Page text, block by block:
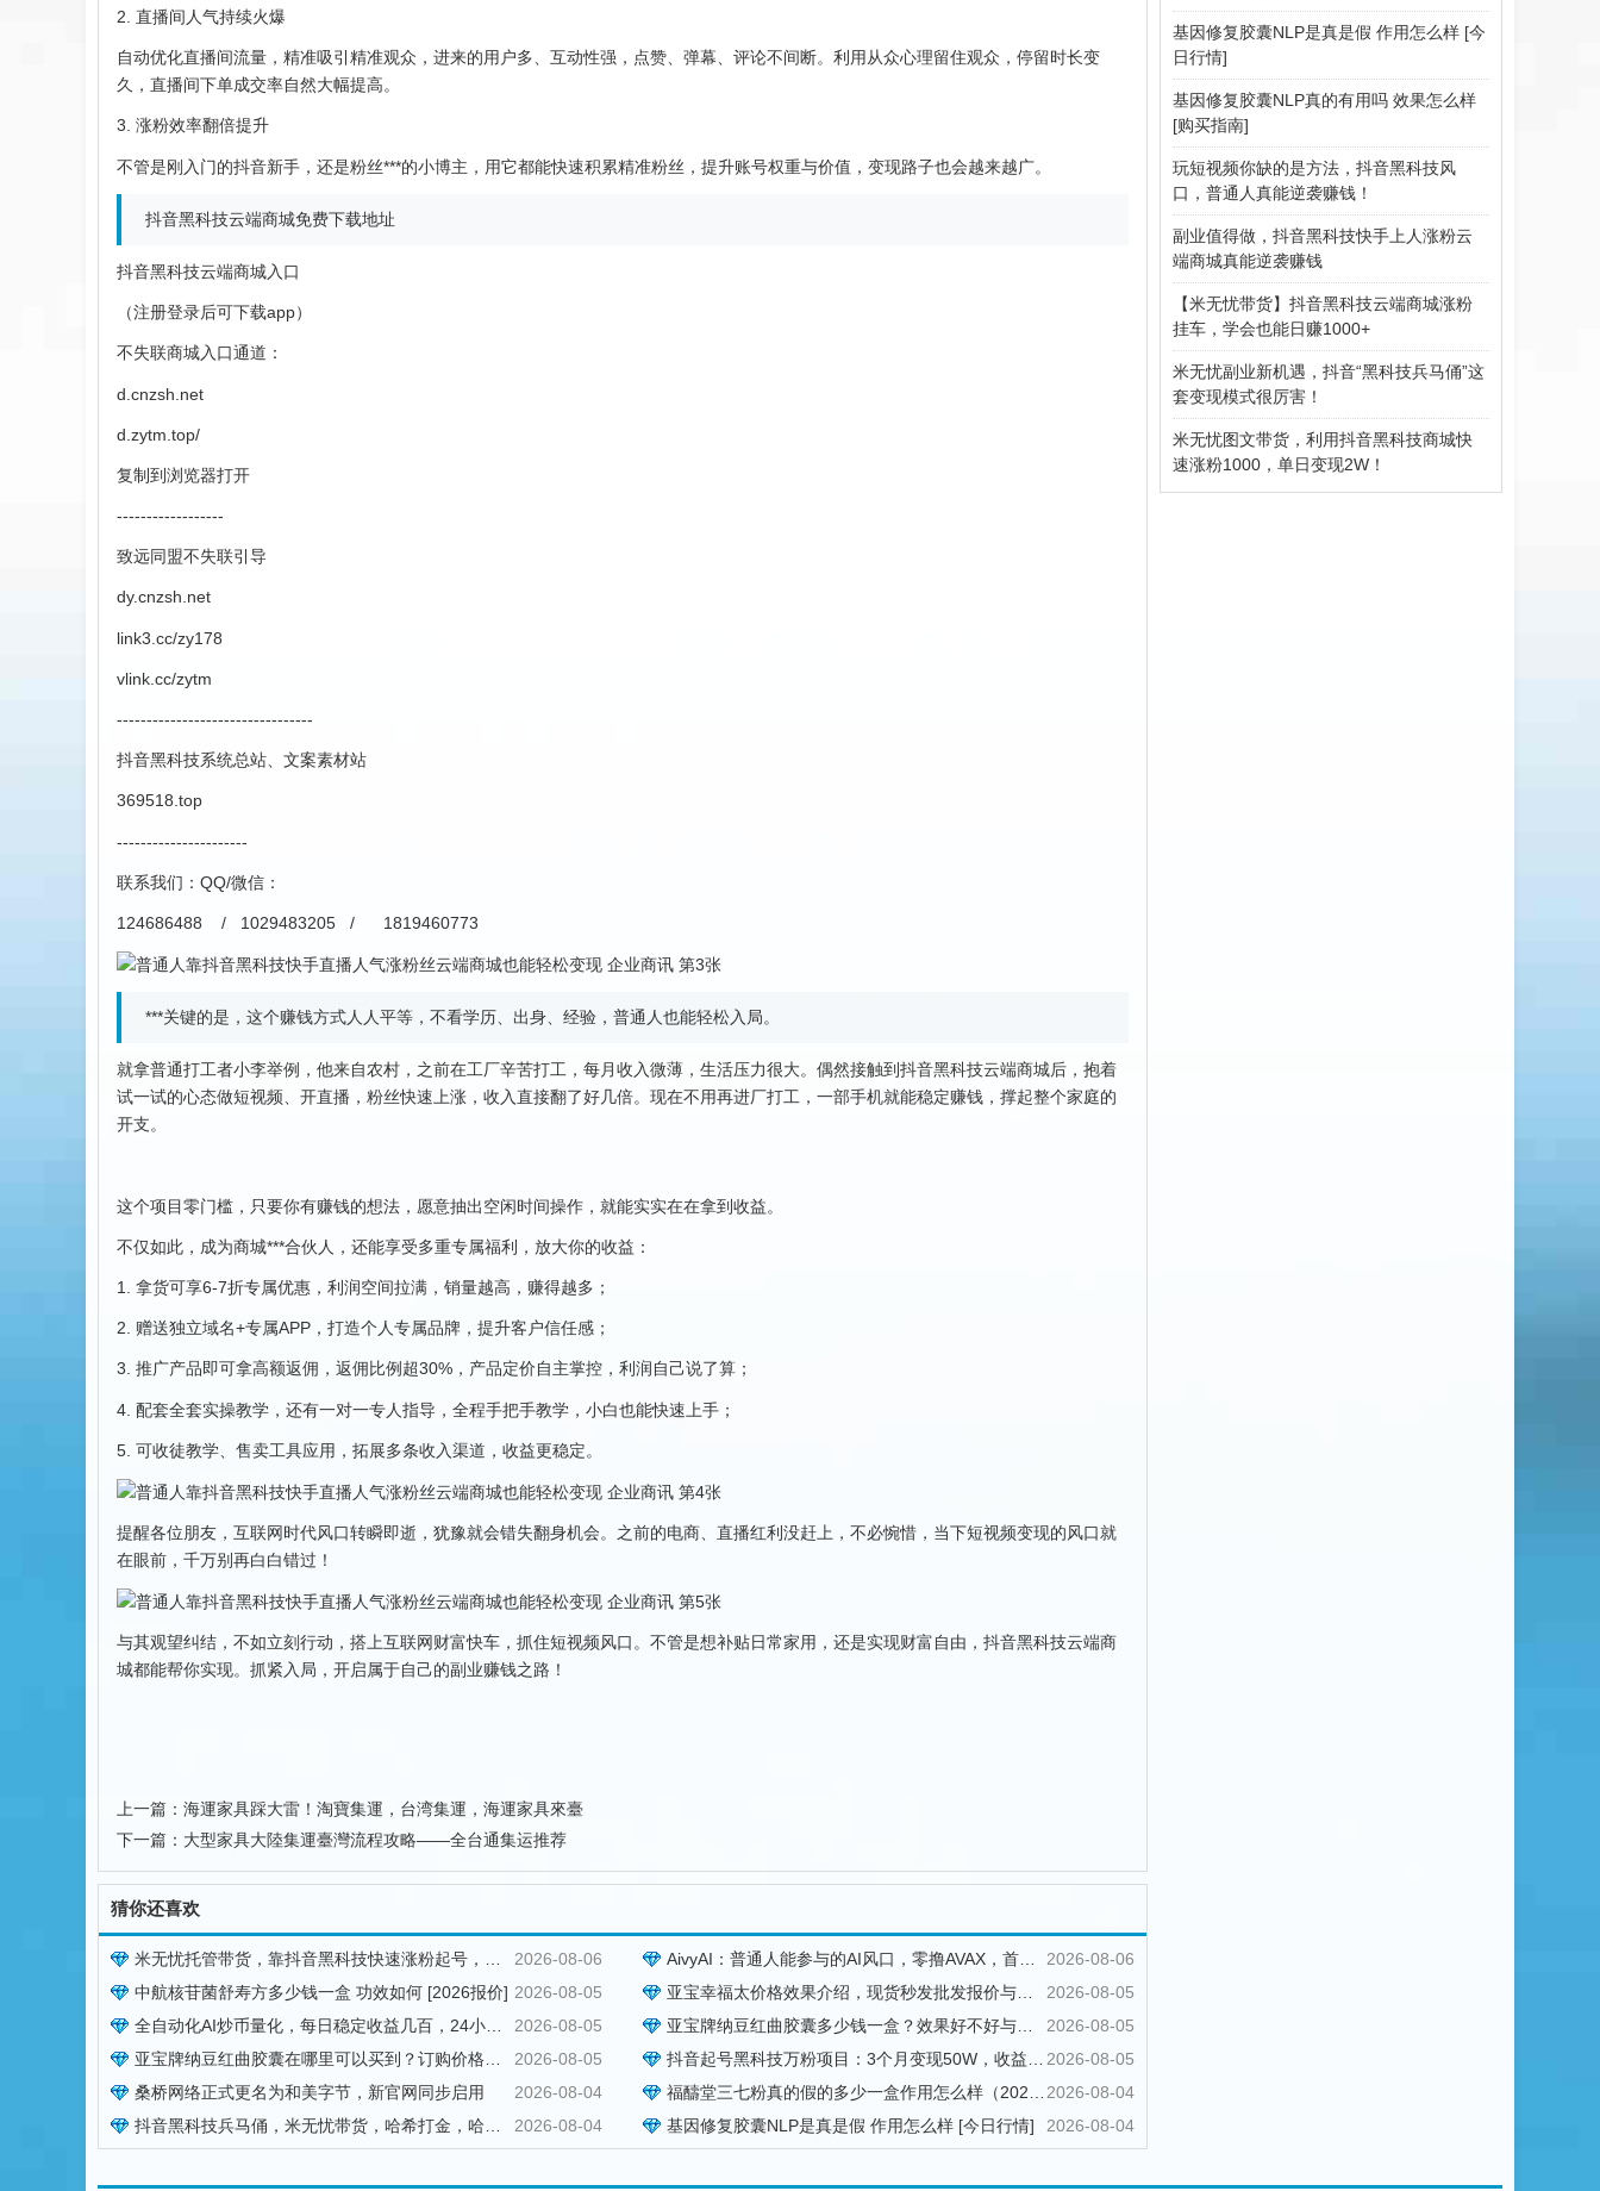
2. 直播间人气持续火爆
自动优化直播间流量，精准吸引精准观众，进来的用户多、互动性强，点赞、弹幕、评论不间断。利用从众心理留住观众，停留时长变
久，直播间下单成交率自然大幅提高。
3. 涨粉效率翻倍提升
不管是刚入门的抖音新手，还是粉丝***的小博主，用它都能快速积累精准粉丝，提升账号权重与价值，变现路子也会越来越广。
抖音黑科技云端商城免费下载地址
抖音黑科技云端商城入口
（注册登录后可下载app）
不失联商城入口通道：
d.cnzsh.net
d.zytm.top/
复制到浏览器打开
------------------
致远同盟不失联引导
dy.cnzsh.net
link3.cc/zy178
vlink.cc/zytm
---------------------------------
抖音黑科技系统总站、文案素材站
369518.top
----------------------
联系我们：QQ/微信：
124686488 / 1029483205 / 1819460773
***关键的是，这个赚钱方式人人平等，不看学历、出身、经验，普通人也能轻松入局。
就拿普通打工者小李举例，他来自农村，之前在工厂辛苦打工，每月收入微薄，生活压力很大。偶然接触到抖音黑科技云端商城后，抱着
试一试的心态做短视频、开直播，粉丝快速上涨，收入直接翻了好几倍。现在不用再进厂打工，一部手机就能稳定赚钱，撑起整个家庭的
开支。
这个项目零门槛，只要你有赚钱的想法，愿意抽出空闲时间操作，就能实实在在拿到收益。
不仅如此，成为商城***合伙人，还能享受多重专属福利，放大你的收益：
1. 拿货可享6-7折专属优惠，利润空间拉满，销量越高，赚得越多；
2. 赠送独立域名+专属APP，打造个人专属品牌，提升客户信任感；
3. 推广产品即可拿高额返佣，返佣比例超30%，产品定价自主掌控，利润自己说了算；
4. 配套全套实操教学，还有一对一专人指导，全程手把手教学，小白也能快速上手；
5. 可收徒教学、售卖工具应用，拓展多条收入渠道，收益更稳定。
提醒各位朋友，互联网时代风口转瞬即逝，犹豫就会错失翻身机会。之前的电商、直播红利没赶上，不必惋惜，当下短视频变现的风口就
在眼前，千万别再白白错过！
与其观望纠结，不如立刻行动，搭上互联网财富快车，抓住短视频风口。不管是想补贴日常家用，还是实现财富自由，抖音黑科技云端商
城都能帮你实现。抓紧入局，开启属于自己的副业赚钱之路！
上一篇： 海運家具踩大雷！淘寶集運，台湾集運，海運家具來臺
下一篇： 大型家具大陸集運臺灣流程攻略——全台通集运推荐
猜你还喜欢
2026-08-06
米无忧托管带货，靠抖音黑科技快速涨粉起号，零基础日入1000+！ 2026-08-06
AivyAI：普通人能参与的AI风口，零撸AVAX，首码上线速度上车！
2026-08-05
中航核苷菌舒寿方多少钱一盒 功效如何 [2026报价] 2026-08-05
亚宝幸福太价格效果介绍，现货秒发批发报价与用法用量参考
2026-08-05
全自动化AI炒币量化，每日稳定收益几百，24小时全自动挂机操作！ 2026-08-05
亚宝牌纳豆红曲胶囊多少钱一盒？效果好不好与订购方式说明
2026-08-05
亚宝牌纳豆红曲胶囊在哪里可以买到？订购价格与用法用量说明 2026-08-05
抖音起号黑科技万粉项目：3个月变现50W，收益无限放大！
2026-08-04
桑桥网络正式更名为和美字节，新官网同步启用 2026-08-04
福醻堂三七粉真的假的多少一盒作用怎么样（2026 已更新）
2026-08-04
抖音黑科技兵马俑，米无忧带货，哈希打金，哈希挂机，虚拟资源站 2026-08-04
基因修复胶囊NLP是真是假 作用怎么样 [今日行情]
基因修复胶囊NLP是真是假 作用怎么样 [今
日行情]
基因修复胶囊NLP真的有用吗 效果怎么样
[购买指南]
玩短视频你缺的是方法，抖音黑科技风
口，普通人真能逆袭赚钱！
副业值得做，抖音黑科技快手上人涨粉云
端商城真能逆袭赚钱
【米无忧带货】抖音黑科技云端商城涨粉
挂车，学会也能日赚1000+
米无忧副业新机遇，抖音“黑科技兵马俑”这
套变现模式很厉害！
米无忧图文带货，利用抖音黑科技商城快
速涨粉1000，单日变现2W！